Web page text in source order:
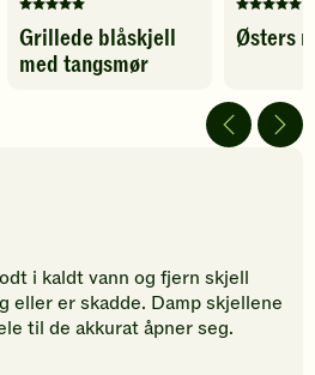
Denne
oppskriften
har
å
gi
din
vurdering.
Grillede blåskjell
med tangsmør
Denne
5
av
å
gi
din
Østers
i kaldt vann og fjern skjell
eller er skadde. Damp skjellene
til de akkurat åpner seg.